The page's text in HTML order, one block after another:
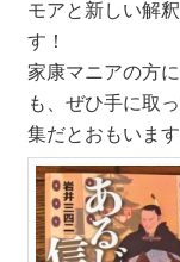
モアと新しい解
す！
家康マニアの方
も、ぜひ手に取
集だとおもいます